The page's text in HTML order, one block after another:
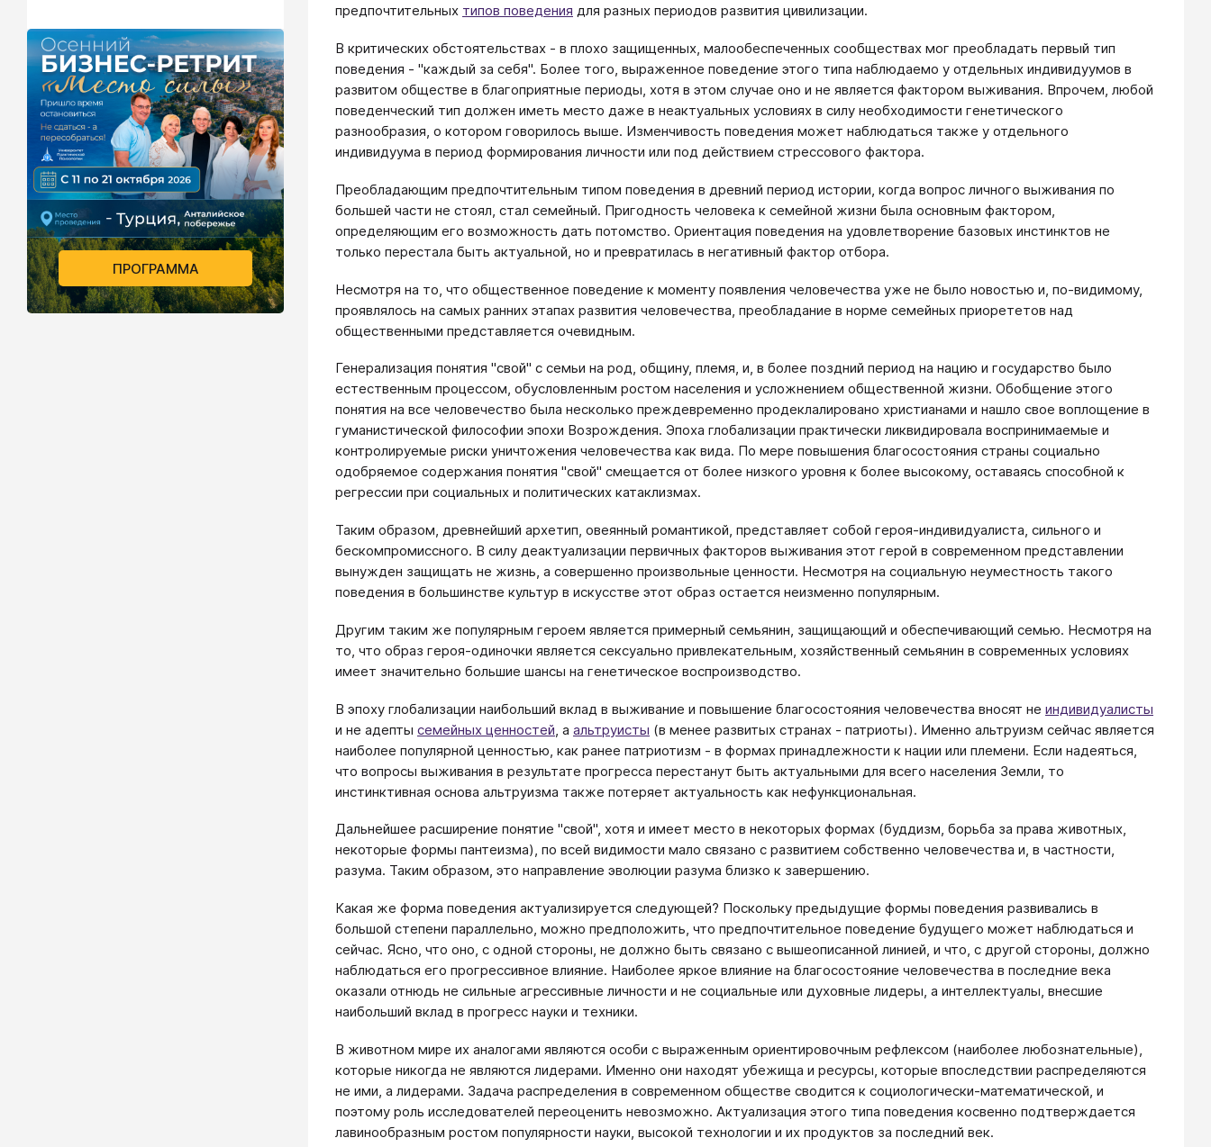
предпочтительных типов поведения для разных периодов развития цивилизации.
В критических обстоятельствах - в плохо защищенных, малообеспеченных сообществах мог преобладать первый тип
поведения - "каждый за себя". Более того, выраженное поведение этого типа наблюдаемо у отдельных индивидуумов в
развитом обществе в благоприятные периоды, хотя в этом случае оно и не является фактором выживания. Впрочем, любой
поведенческий тип должен иметь место даже в неактуальных условиях в силу необходимости генетического
разнообразия, о котором говорилось выше. Изменчивость поведения может наблюдаться также у отдельного
индивидуума в период формирования личности или под действием стрессового фактора.
Преобладающим предпочтительным типом поведения в древний период истории, когда вопрос личного выживания по
большей части не стоял, стал семейный. Пригодность человека к семейной жизни была основным фактором,
определяющим его возможность дать потомство. Ориентация поведения на удовлетворение базовых инстинктов не
только перестала быть актуальной, но и превратилась в негативный фактор отбора.
Несмотря на то, что общественное поведение к моменту появления человечества уже не было новостью и, по-видимому,
проявлялось на самых ранних этапах развития человечества, преобладание в норме семейных приорететов над
общественными представляется очевидным.
Генерализация понятия "свой" с семьи на род, общину, племя, и, в более поздний период на нацию и государство было
естественным процессом, обусловленным ростом населения и усложнением общественной жизни. Обобщение этого
понятия на все человечество была несколько преждевременно продеклалировано христианами и нашло свое воплощение в
гуманистической философии эпохи Возрождения. Эпоха глобализации практически ликвидировала воспринимаемые и
контролируемые риски уничтожения человечества как вида. По мере повышения благосостояния страны социально
одобряемое содержания понятия "свой" смещается от более низкого уровня к более высокому, оставаясь способной к
регрессии при социальных и политических катаклизмах.
Таким образом, древнейший архетип, овеянный романтикой, представляет собой героя-индивидуалиста, сильного и
бескомпромиссного. В силу деактуализации первичных факторов выживания этот герой в современном представлении
вынужден защищать не жизнь, а совершенно произвольные ценности. Несмотря на социальную неуместность такого
поведения в большинстве культур в искусстве этот образ остается неизменно популярным.
Другим таким же популярным героем является примерный семьянин, защищающий и обеспечивающий семью. Несмотря на
то, что образ героя-одиночки является сексуально привлекательным, хозяйственный семьянин в современных условиях
имеет значительно большие шансы на генетическое воспроизводство.
В эпоху глобализации наибольший вклад в выживание и повышение благосостояния человечества вносят не индивидуалисты
и не адепты семейных ценностей , а альтруисты (в менее развитых странах - патриоты). Именно альтруизм сейчас является
наиболее популярной ценностью, как ранее патриотизм - в формах принадлежности к нации или племени. Если надеяться,
что вопросы выживания в результате прогресса перестанут быть актуальными для всего населения Земли, то
инстинктивная основа альтруизма также потеряет актуальность как нефункциональная.
Дальнейшее расширение понятие "свой", хотя и имеет место в некоторых формах (буддизм, борьба за права животных,
некоторые формы пантеизма), по всей видимости мало связано с развитием собственно человечества и, в частности,
разума. Таким образом, это направление эволюции разума близко к завершению.
Какая же форма поведения актуализируется следующей? Поскольку предыдущие формы поведения развивались в
большой степени параллельно, можно предположить, что предпочтительное поведение будущего может наблюдаться и
сейчас. Ясно, что оно, с одной стороны, не должно быть связано с вышеописанной линией, и что, с другой стороны, должно
наблюдаться его прогрессивное влияние. Наиболее яркое влияние на благосостояние человечества в последние века
оказали отнюдь не сильные агрессивные личности и не социальные или духовные лидеры, а интеллектуалы, внесшие
наибольший вклад в прогресс науки и техники.
В животном мире их аналогами являются особи с выраженным ориентировочным рефлексом (наиболее любознательные),
которые никогда не являются лидерами. Именно они находят убежища и ресурсы, которые впоследствии распределяются
не ими, а лидерами. Задача распределения в современном обществе сводится к социологически-математической, и
поэтому роль исследователей переоценить невозможно. Актуализация этого типа поведения косвенно подтверждается
лавинообразным ростом популярности науки, высокой технологии и их продуктов за последний век.
ПРОГРАММА